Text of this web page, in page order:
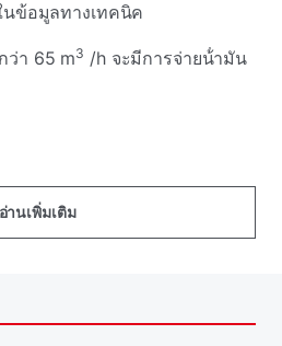
ข้อมูลทางเทคนิค
า 65 m3 /h จะมีการจ่ายน้ํามัน
อ่านเพิ่มเติม